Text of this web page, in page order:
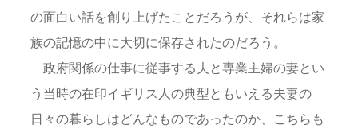
の面白い話を創り上げたことだろうが、それらは家
族の記憶の中に大切に保存されたのだろう。
政府関係の仕事に従事する夫と専業主婦の妻とい
う当時の在印イギリス人の典型ともいえる夫妻の
日々の暮らしはどんなものであったのか、こちらも